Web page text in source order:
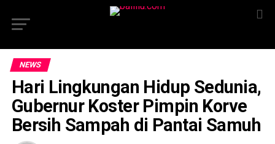
NEWS
Hari Lingkungan Hidup Sedunia,
Gubernur Koster Pimpin Korve
Bersih Sampah di Pantai Samuh